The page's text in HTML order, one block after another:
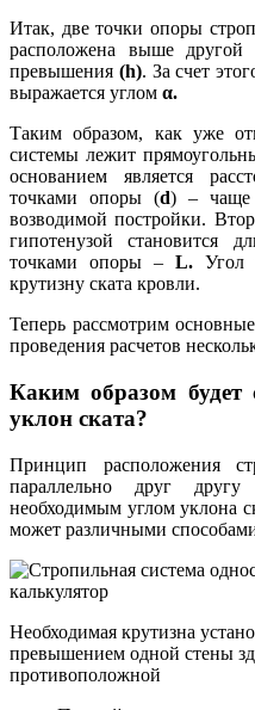
Итак, две точки опоры
расположена выше другой
превышения (h). За счет
выражается углом α.
Таким образом, как уже
системы лежит
основанием является
точками опоры (d) – чаще
возводимой постройки.
гипотенузой становится
точками опоры – L. Угол
крутизну ската кровли.
Теперь рассмотрим
проведения расчетов
Каким образом будет
уклон ската?
Принцип расположения
параллельно друг
необходимым углом уклона
может различными
Необходимая крутизна
превышением одной стены
противоположной